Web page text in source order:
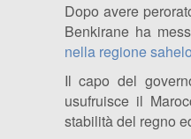
Dopo avere
Benkirane ha
nella regione
Il capo del
usufruisce il
stabilità del regno